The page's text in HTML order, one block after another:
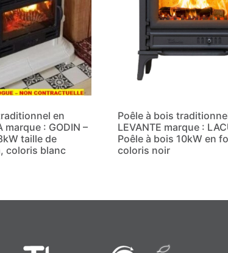
en
marque : GODIN –
taille de
coloris blanc
Poêle à bois
LEVANTE marque :
Poêle à bois 10kW en
coloris noir